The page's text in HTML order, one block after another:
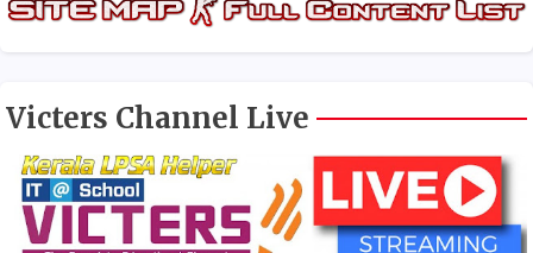
Victers Channel Live